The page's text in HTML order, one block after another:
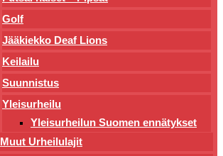
Golf
Jääkiekko Deaf Lions
Keilailu
Suunnistus
Yleisurheilu
Yleisurheilun Suomen ennätykset
Muut Urheilulajit